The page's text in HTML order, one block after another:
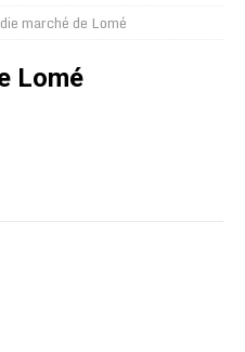
marché de Lomé
Lomé